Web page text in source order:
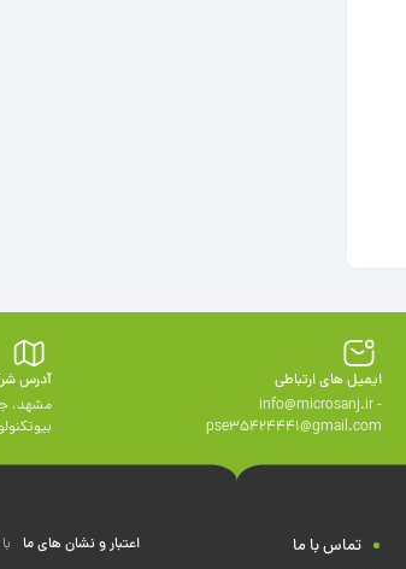
ایمیل های ارتباطی
info@microsanj.ir -
pse35424441@gmail.com
آدرس
مشهد،
تماس با ما اعتبار و نشان های ما